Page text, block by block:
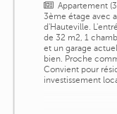
Appartement
3ème étage avec
d'Hauteville.
de 32 m2, 1
et un garage
bien. Proche
Convient pour
investissement